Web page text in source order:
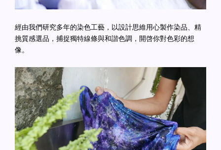
經由我們研究多年的染色工藝，以設計思維用心製作染品、精
挑質感選品，捕捉獨特線條與和諧色調，開啓你對色彩的想
像。